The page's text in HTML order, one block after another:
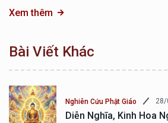
Xem thêm
Bài Viết Khác
Nghiên Cứu Phật Giáo
Diễn Nghĩa, Kinh Hoa